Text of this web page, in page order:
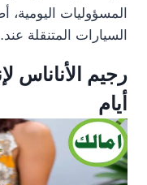
المسؤوليات
السيارات المتنقلة
أيام